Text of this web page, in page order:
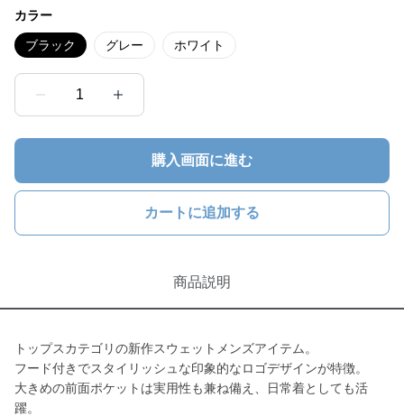
カラー
ブラック グレー ホワイト
1
購入画面に進む
カートに追加する
商品説明
トップスカテゴリの新作スウェットメンズアイテム。
フード付きでスタイリッシュな印象的なロゴデザインが特徴。
大きめの前面ポケットは実用性も兼ね備え、日常着としても活
躍。